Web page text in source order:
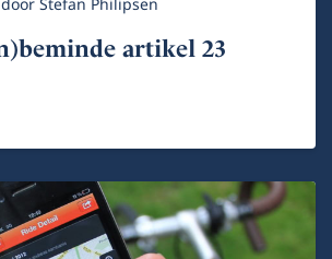
doorStefan Philipsen
artikel 23